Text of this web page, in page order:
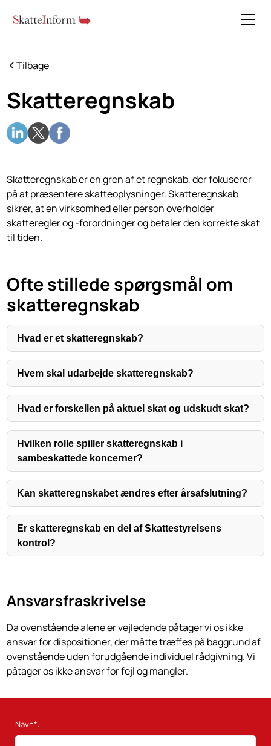
Tilbage
Skatteregnskab
Skatteregnskab er en gren af et regnskab, der fokuserer
på at præsentere skatteoplysninger. Skatteregnskab
sikrer, at en virksomhed eller person overholder
skatteregler og -forordninger og betaler den korrekte skat
til tiden.
Ofte stillede spørgsmål om
skatteregnskab
Hvad er et skatteregnskab?
Hvem skal udarbejde skatteregnskab?
Hvad er forskellen på aktuel skat og udskudt skat?
Hvilken rolle spiller skatteregnskab i
sambeskattede koncerner?
Kan skatteregnskabet ændres efter årsafslutning?
Er skatteregnskab en del af Skattestyrelsens
kontrol?
Ansvarsfraskrivelse
Da ovenstående alene er vejledende påtager vi os ikke
ansvar for dispositioner, der måtte træffes på baggrund af
ovenstående uden forudgående individuel rådgivning. Vi
påtager os ikke ansvar for fejl og mangler.
Navn*: